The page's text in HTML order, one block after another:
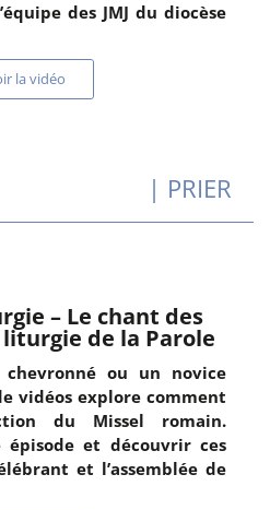
des JMJ du diocèse
la vidéo
| PRIER
– Le chant des
de la Parole
ou un novice
vidéos explore comment
du Missel romain.
épisode et découvrir ces
et l’assemblée de